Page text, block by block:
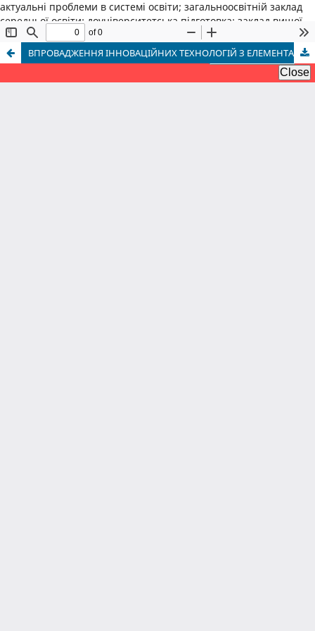
актуальні проблеми в системі освіти; загальноосвітній заклад
середньої освіти; доуніверситетська підготовка; заклад вищої
освіти
ВПРОВАДЖЕННЯ ІННОВАЦІЙНИХ ТЕХНОЛОГІЙ З ЕЛЕМЕНТАМИ СУЧАСНИХ ТАНЦЮВАЛЬНИХ НАПРЯМІВ В ПРОФЕСІЙНУ ПІДГОТОВКУ ТРЕНЕРІВ З ФІТНЕСУ